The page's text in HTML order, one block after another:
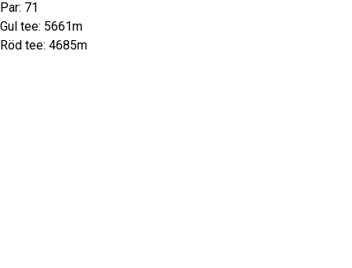
Par: 71
Gul tee: 5661m
Röd tee: 4685m